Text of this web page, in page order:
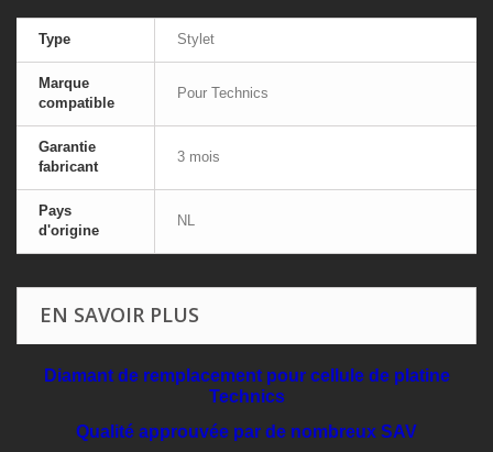
Type Stylet
Marque
compatible
Pour Technics
Garantie
fabricant
3 mois
Pays
d'origine
NL
EN SAVOIR PLUS
Diamant de remplacement pour cellule de platine
Technics
Qualité approuvée par de nombreux SAV